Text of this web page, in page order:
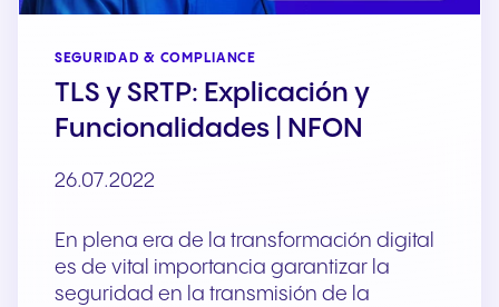
SEGURIDAD & COMPLIANCE
TLS y SRTP: Explicación y
Funcionalidades | NFON
26.07.2022
En plena era de la transformación digital
es de vital importancia garantizar la
seguridad en la transmisión de la